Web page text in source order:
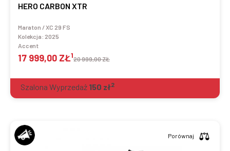
HERO CARBON XTR
Maraton / XC 29 FS
Kolekcja: 2025
Accent
17 999,00 ZŁ120 999,00 ZŁ
Szalona Wyprzedaż 150 zł2
Porównaj